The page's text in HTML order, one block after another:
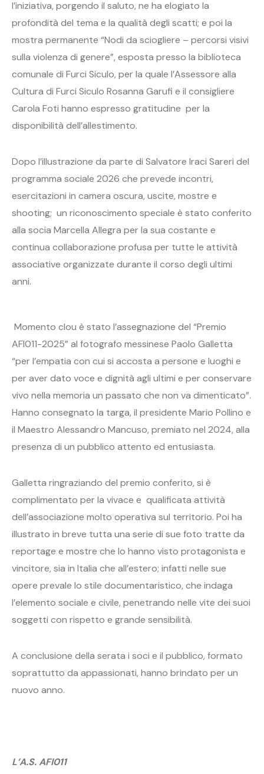
l’iniziativa, porgendo il saluto, ne ha elogiato la
profondità del tema e la qualità degli scatti; e poi la
mostra permanente “Nodi da sciogliere – percorsi visivi
sulla violenza di genere”, esposta presso la biblioteca
comunale di Furci Siculo, per la quale l’Assessore alla
Cultura di Furci Siculo Rosanna Garufi e il consigliere
Carola Foti hanno espresso gratitudine per la
disponibilità dell’allestimento.
Dopo l’illustrazione da parte di Salvatore Iraci Sareri del
programma sociale 2026 che prevede incontri,
esercitazioni in camera oscura, uscite, mostre e
shooting; un riconoscimento speciale è stato conferito
alla socia Marcella Allegra per la sua costante e
continua collaborazione profusa per tutte le attività
associative organizzate durante il corso degli ultimi
anni.
Momento clou è stato l’assegnazione del “Premio
AFI011-2025” al fotografo messinese Paolo Galletta
“per l’empatia con cui si accosta a persone e luoghi e
per aver dato voce e dignità agli ultimi e per conservare
vivo nella memoria un passato che non va dimenticato”.
Hanno consegnato la targa, il presidente Mario Pollino e
il Maestro Alessandro Mancuso, premiato nel 2024, alla
presenza di un pubblico attento ed entusiasta.
Galletta ringraziando del premio conferito, si è
complimentato per la vivace e qualificata attività
dell’associazione molto operativa sul territorio. Poi ha
illustrato in breve tutta una serie di sue foto tratte da
reportage e mostre che lo hanno visto protagonista e
vincitore, sia in Italia che all’estero; infatti nelle sue
opere prevale lo stile documentaristico, che indaga
l’elemento sociale e civile, penetrando nelle vite dei suoi
soggetti con rispetto e grande sensibilità.
A conclusione della serata i soci e il pubblico, formato
soprattutto da appassionati, hanno brindato per un
nuovo anno.
L’A.S. AFI011